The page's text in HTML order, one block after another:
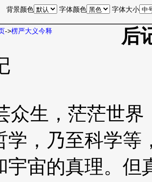
背景颜色 字体颜色 字体大小
->楞严大义今释
后
生，茫茫世界
学，乃至科学等
宇宙的真理。